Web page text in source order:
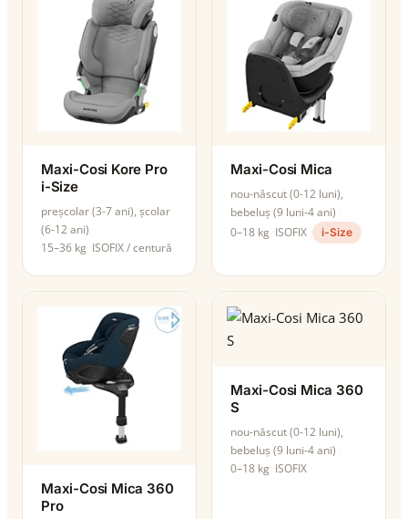
Maxi-Cosi Kore Pro
i-Size
preșcolar (3-7 ani), școlar
(6-12 ani)
15–36 kg ISOFIX / centură
Maxi-Cosi Mica
nou-născut (0-12 luni),
bebeluș (9 luni-4 ani)
0–18 kg ISOFIX i-Size
Maxi-Cosi Mica 360
Pro
Maxi-Cosi Mica 360
S
nou-născut (0-12 luni),
bebeluș (9 luni-4 ani)
0–18 kg ISOFIX